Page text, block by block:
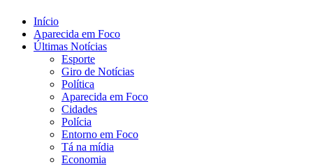
Início
Aparecida em Foco
Últimas Notícias
Esporte
Giro de Notícias
Política
Aparecida em Foco
Cidades
Polícia
Entorno em Foco
Tá na mídia
Economia